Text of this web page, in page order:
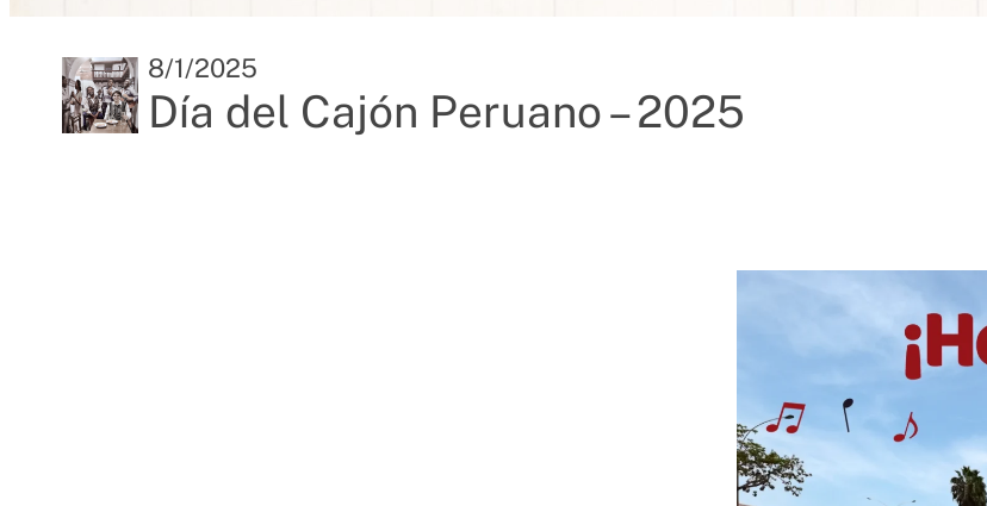
8/1/2025
Día del Cajón Peruano – 2025